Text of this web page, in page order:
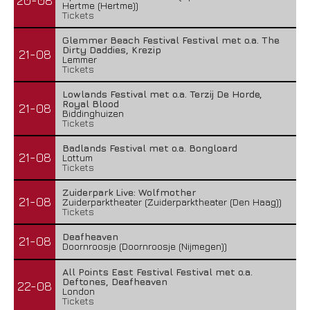
Hertme (Hertme))
Tickets
21-08
Glemmer Beach Festival Festival met o.a. The
Dirty Daddies, Krezip
Lemmer
Tickets
21-08
Lowlands Festival met o.a. Terzij De Horde,
Royal Blood
Biddinghuizen
Tickets
21-08
Badlands Festival met o.a. Bongloard
Lottum
Tickets
21-08
Zuiderpark Live: Wolfmother
Zuiderparktheater (Zuiderparktheater (Den Haag))
Tickets
21-08
Deafheaven
Doornroosje (Doornroosje (Nijmegen))
22-08
All Points East Festival Festival met o.a.
Deftones, Deafheaven
London
Tickets